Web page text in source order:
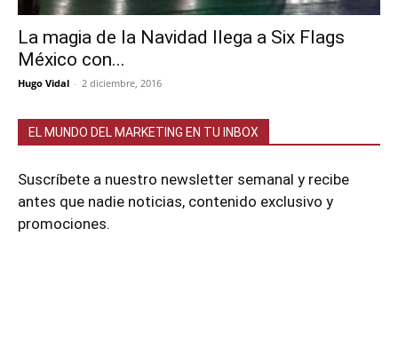
La magia de la Navidad llega a Six Flags
México con...
Hugo Vidal - 2 diciembre, 2016
EL MUNDO DEL MARKETING EN TU INBOX
Suscríbete a nuestro newsletter semanal y recibe
antes que nadie noticias, contenido exclusivo y
promociones.